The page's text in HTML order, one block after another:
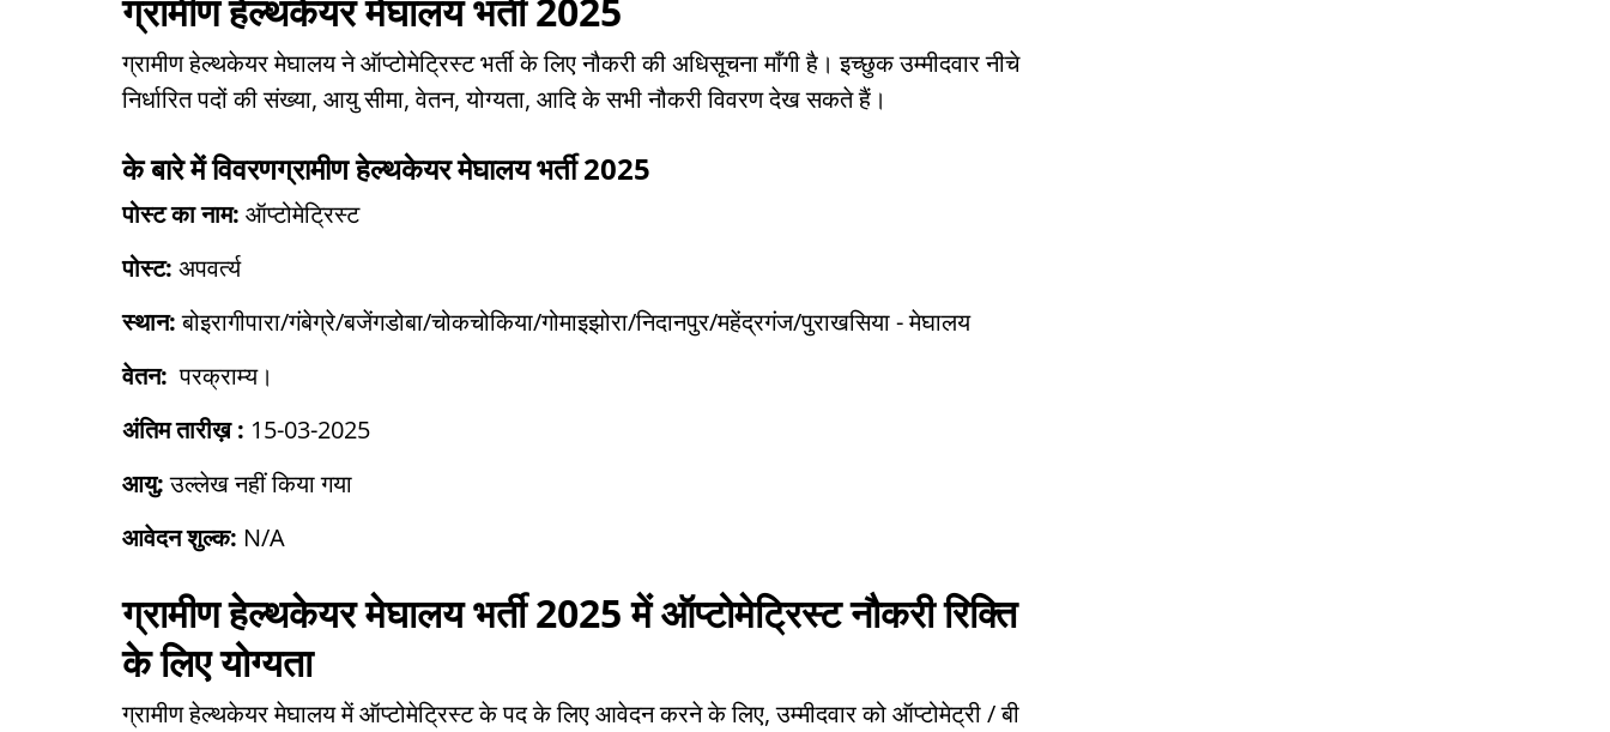
ग्रामीण हेल्थकेयर मेघालय भर्ती 2025
ग्रामीण हेल्थकेयर मेघालय ने ऑप्टोमेट्रिस्ट भर्ती के लिए नौकरी की अधिसूचना माँगी है। इच्छुक उम्मीदवार नीचे
निर्धारित पदों की संख्या, आयु सीमा, वेतन, योग्यता, आदि के सभी नौकरी विवरण देख सकते हैं।
के बारे में विवरणग्रामीण हेल्थकेयर मेघालय भर्ती 2025
पोस्ट का नाम: ऑप्टोमेट्रिस्ट
पोस्ट: अपवर्त्य
स्थान:बोइरागीपारा/गंबेग्रे/बजेंगडोबा/चोकचोकिया/गोमाइझोरा/निदानपुर/महेंद्रगंज/पुराखसिया - मेघालय
वेतन: परक्राम्य।
अंतिम तारीख़ : 15-03-2025
आयु:उल्लेख नहीं किया गया
आवेदन शुल्क: N/A
ग्रामीण हेल्थकेयर मेघालय भर्ती 2025 में ऑप्टोमेट्रिस्ट नौकरी रिक्ति
के लिए योग्यता
ग्रामीण हेल्थकेयर मेघालय में ऑप्टोमेट्रिस्ट के पद के लिए आवेदन करने के लिए, उम्मीदवार को ऑप्टोमेट्री / बी